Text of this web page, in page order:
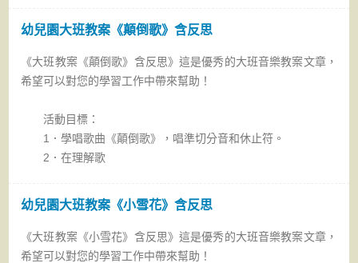
幼兒園大班教案《顛倒歌》含反思
《大班教案《顛倒歌》含反思》這是優秀的大班音樂教案文章，
希望可以對您的學習工作中帶來幫助！
活動目標：
1．學唱歌曲《顛倒歌》，唱準切分音和休止符。
2．在理解歌
幼兒園大班教案《小雪花》含反思
《大班教案《小雪花》含反思》這是優秀的大班音樂教案文章，
希望可以對您的學習工作中帶來幫助！